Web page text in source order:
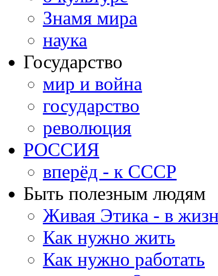
Знамя мира
наука
Государство
мир и война
государство
революция
РОССИЯ
вперёд - к СССР
Быть полезным людям
Живая Этика - в
Как нужно жить
Как нужно работать